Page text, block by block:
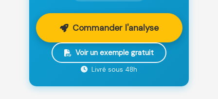
Commander l'analyse
Voir un exemple gratuit
Livré sous 48h